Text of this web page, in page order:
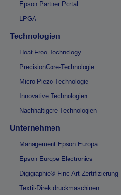
Epson Partner Portal
LPGA
Technologien
Heat-Free Technology
PrecisionCore-Technologie
Micro Piezo-Technologie
Innovative Technologien
Nachhaltigere Technologien
Unternehmen
Management Epson Europa
Epson Europe Electronics
Digigraphie® Fine-Art-Zertifizierung
Textil-Direktdruckmaschinen